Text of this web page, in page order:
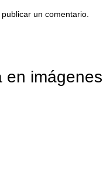
un comentario.
en imágenes